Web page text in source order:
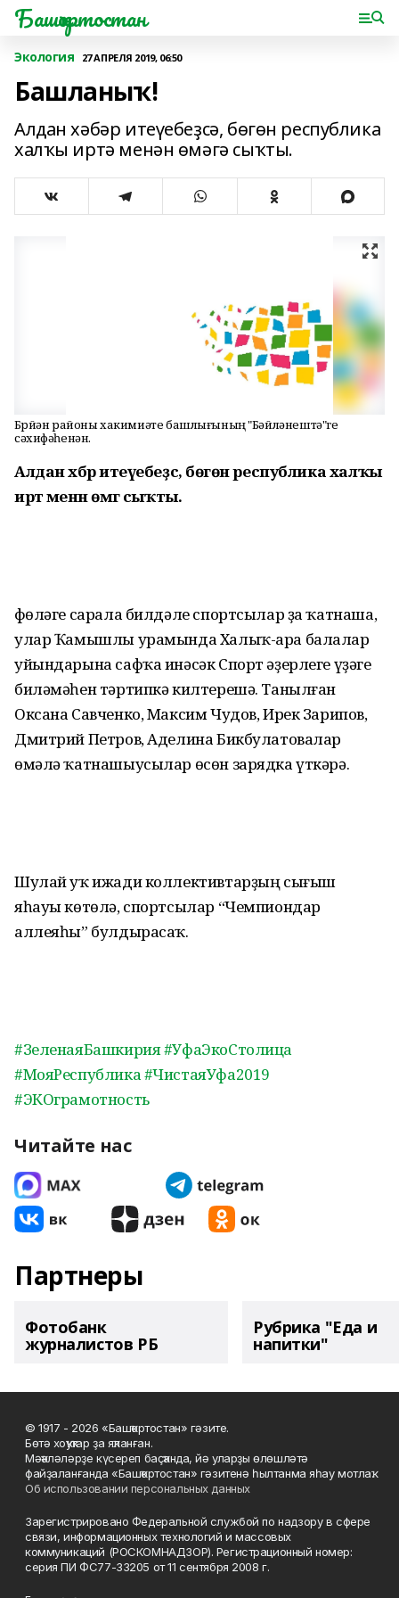
Башҡортостан
Экология 27 АПРЕЛЯ 2019, 06:50
Башланыҡ!
Алдан хәбәр итеүебеҙсә, бөгөн республика
халҡы иртә менән өмәгә сыҡты.
Бөрйән районы хакимиәте башлығының "Бәйләнештә"ге
сәхифәһенән.
Алдан хәбәр итеүебеҙсә, бөгөн республика халҡы
иртә менән өмәгә сыҡты.
Өфөләге сарала билдәле спортсылар ҙа ҡатнаша,
улар Ҡамышлы урамында Халыҡ-ара балалар
уйындарына сафҡа инәсәк Спорт әҙерлеге үҙәге
биләмәһен тәртипкә килтерешә. Танылған
Оксана Савченко, Максим Чудов, Ирек Зарипов,
Дмитрий Петров, Аделина Бикбулатовалар
өмәлә ҡатнашыусылар өсөн зарядка үткәрә.
Шулай уҡ ижади коллективтарҙың сығыш
яһауы көтөлә, спортсылар “Чемпиондар
аллеяһы” булдырасаҡ.
#ЗеленаяБашкирия#УфаЭкоСтолица
#МояРеспублика#ЧистаяУфа2019
#ЭКОграмотность
Читайте нас
Партнеры
Фотобанк
журналистов РБ
Рубрика "Еда и
напитки"
© 1917 - 2026 «Башҡортостан» гәзите.
Бөтә хоҡуҡтар ҙа яҡланған.
Мәҡәләләрҙе күсереп баҫҡанда, йә уларҙы өлөшләтә
файҙаланғанда «Башҡортостан» гәзитенә һылтанма яһау мотлаҡ.
Об использовании персональных данных
Зарегистрировано Федеральной службой по надзору в сфере
связи, информационных технологий и массовых
коммуникаций (РОСКОМНАДЗОР). Регистрационный номер:
серия ПИ ФС77-33205 от 11 сентября 2008 г.